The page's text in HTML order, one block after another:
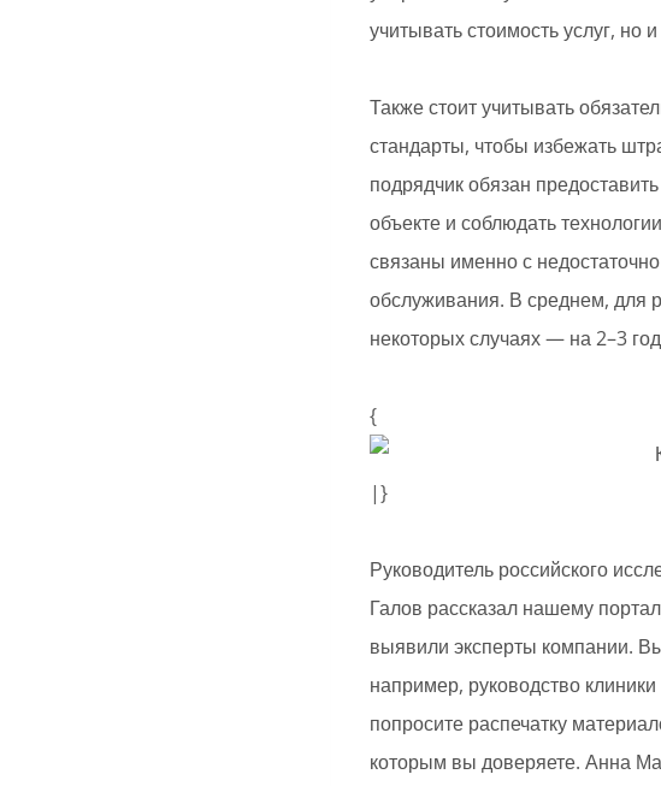
учитывать стоимость услуг,
Также стоит учитывать
стандарты, чтобы избежать
подрядчик обязан
объекте и соблюдать
связаны именно с
обслуживания. В среднем, для
некоторых случаях — на 2–3
{
|}
Руководитель российского
Галов рассказал нашему
выявили эксперты компании.
например, руководство
попросите распечатку
которым вы доверяете. Анна